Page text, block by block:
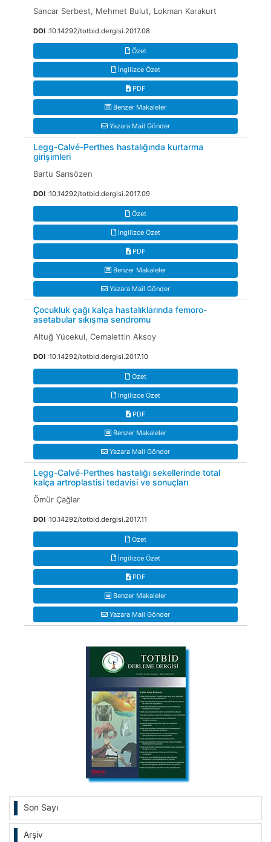
Son Sayı
Arşiv
Sancar Serbest, Mehmet Bulut, Lokman Karakurt
DOI :10.14292/totbid.dergisi.2017.08
Özet
İngilizce Özet
PDF
Benzer Makaleler
Yazara Mail Gönder
Legg-Calvé-Perthes hastalığında kurtarma
girişimleri
Bartu Sarısözen
DOI :10.14292/totbid.dergisi.2017.09
Özet
İngilizce Özet
PDF
Benzer Makaleler
Yazara Mail Gönder
Çocukluk çağı kalça hastalıklarında femoro-
asetabular sıkışma sendromu
Altuğ Yücekul, Cemalettin Aksoy
DOI :10.14292/totbid.dergisi.2017.10
Özet
İngilizce Özet
PDF
Benzer Makaleler
Yazara Mail Gönder
Legg-Calvé-Perthes hastalığı sekellerinde total
kalça artroplastisi tedavisi ve sonuçları
Ömür Çağlar
DOI :10.14292/totbid.dergisi.2017.11
Özet
İngilizce Özet
PDF
Benzer Makaleler
Yazara Mail Gönder